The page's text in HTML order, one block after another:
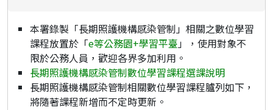
本署錄製「長期照護機構感染管制」相關之數位學習
課程放置於「e等公務園+學習平臺」，使用對象不
限於公務人員，歡迎各界多加利用。
長期照護機構感染管制數位學習課程選課說明
長期照護機構感染管制相關數位學習課程臚列如下，
將隨著課程新增而不定時更新。